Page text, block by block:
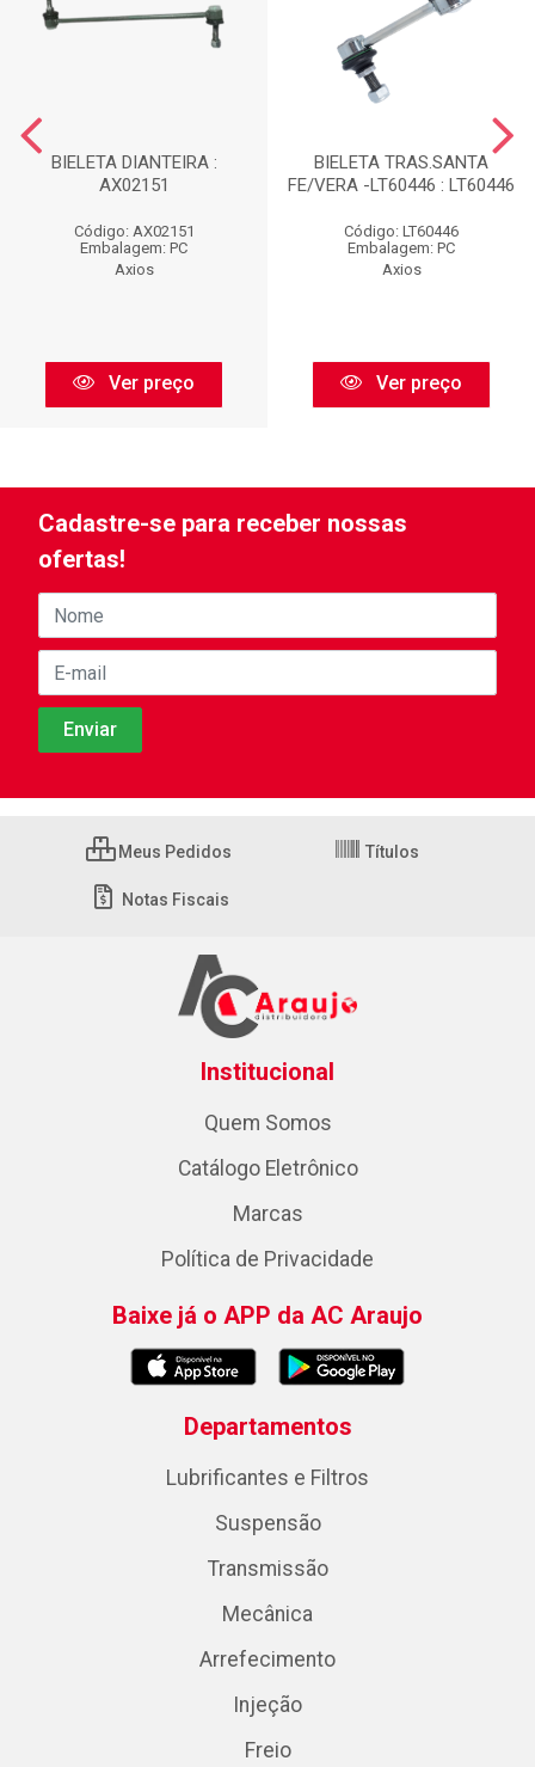
BIELETA DIANTEIRA :
AX02151
Código: AX02151
Embalagem: PC
Axios
Ver preço
BIELETA TRAS.SANTA
FE/VERA -LT60446 : LT60446
Código: LT60446
Embalagem: PC
Axios
Ver preço
Cadastre-se para receber nossas
ofertas!
Meus Pedidos Títulos
Notas Fiscais
Institucional
Quem Somos
Catálogo Eletrônico
Marcas
Política de Privacidade
Baixe já o APP da AC Araujo
Departamentos
Lubrificantes e Filtros
Suspensão
Transmissão
Mecânica
Arrefecimento
Injeção
Freio